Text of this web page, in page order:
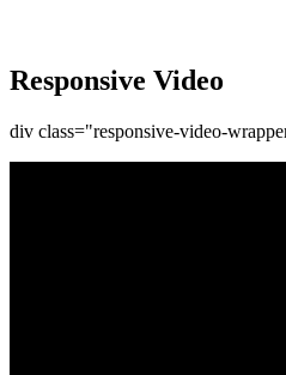
Responsive Video
div class="responsive-video-